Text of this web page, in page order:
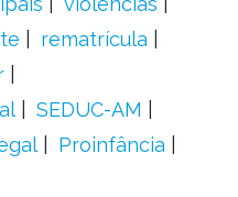
rematrícula
SEDUC-AM
Proinfância